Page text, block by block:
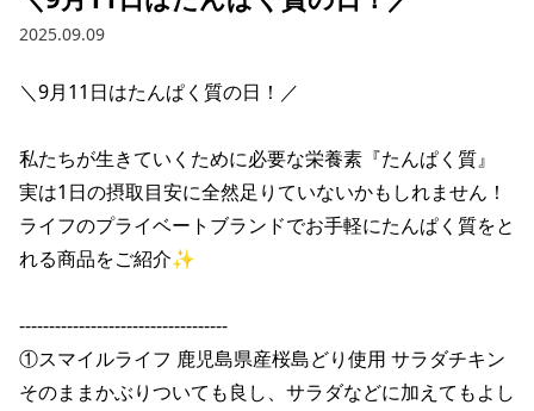
2025.09.09
＼9月11日はたんぱく質の日！／
私たちが生きていくために必要な栄養素『たんぱく質』
実は1日の摂取目安に全然足りていないかもしれません！
ライフのプライベートブランドでお手軽にたんぱく質をと
れる商品をご紹介✨
-----------------------------------
①スマイルライフ 鹿児島県産桜島どり使用 サラダチキン
そのままかぶりついても良し、サラダなどに加えてもよし